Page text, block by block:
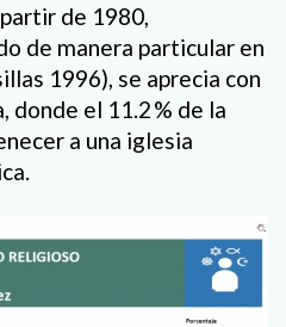
de 1980,
de manera particular en
1996), se aprecia con
donde el 11.2 % de la
a una iglesia